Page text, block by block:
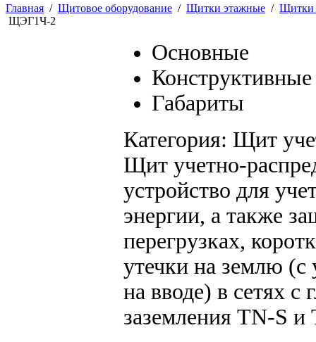
Главная / Щитовое оборудование / Щитки этажные / Щитки
ЩЭГ1Ч-2
Основные
Габариты
Категория: Щит
Щит учетно-
устройство для
энергии, а также
перегрузках,
утечки на землю (с
на вводе) в сетях с
заземления TN-S